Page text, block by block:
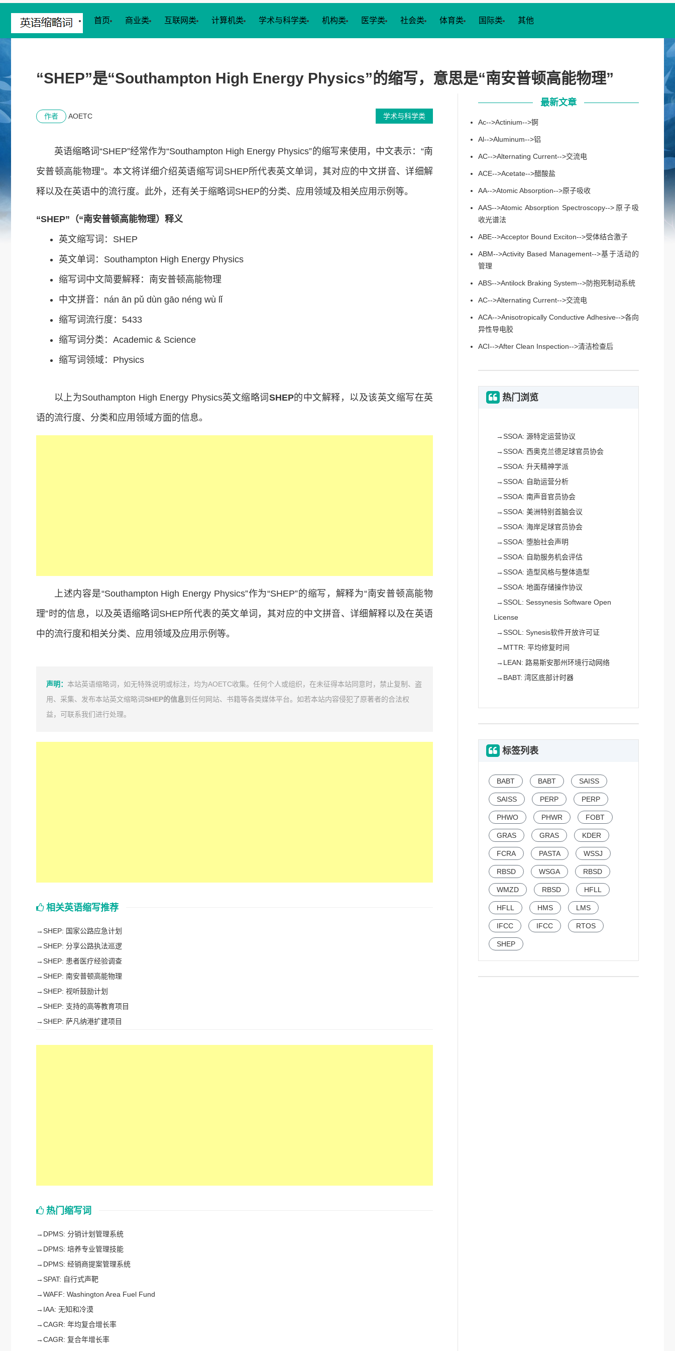
首页 商业类 互联网类 计算机类 学术与科学类 机构类 医学类 社会类 体育类 国际类 其他
“SHEP”是“Southampton High Energy Physics”的缩写，意思是“南安普顿高能物理”
学术与科学类
作者 AOETC
英语缩略词“SHEP”经常作为“Southampton High Energy Physics”的缩写来使用，中文表示：“南
安普顿高能物理”。本文将详细介绍英语缩写词SHEP所代表英文单词，其对应的中文拼音、详细解
释以及在英语中的流行度。此外，还有关于缩略词SHEP的分类、应用领域及相关应用示例等。
“SHEP”（“南安普顿高能物理）释义
英文缩写词：SHEP
英文单词：Southampton High Energy Physics
缩写词中文简要解释：南安普顿高能物理
中文拼音：nán ān pǔ dùn gāo néng wù lǐ
缩写词流行度：5433
缩写词分类：Academic & Science
缩写词领域：Physics
以上为Southampton High Energy Physics英文缩略词 SHEP的中文解释，以及该英文缩写在英
语的流行度、分类和应用领域方面的信息。
上述内容是“Southampton High Energy Physics”作为“SHEP”的缩写，解释为“南安普顿高能物
理”时的信息，以及英语缩略词SHEP所代表的英文单词，其对应的中文拼音、详细解释以及在英语
中的流行度和相关分类、应用领域及应用示例等。
声明： 本站英语缩略词，如无特殊说明或标注，均为AOETC收集。任何个人或组织，在未征得本站同意时，禁止复制、盗
用、采集、发布本站英文缩略词SHEP的信息到任何网站、书籍等各类媒体平台。如若本站内容侵犯了原著者的合法权
益，可联系我们进行处理。
相关英语缩写推荐
→SHEP: 国家公路应急计划
→SHEP: 分享公路执法巡逻
→SHEP: 患者医疗经验调查
→SHEP: 南安普顿高能物理
→SHEP: 视听鼓励计划
→SHEP: 支持的高等教育项目
→SHEP: 萨凡纳港扩建项目
热门缩写词
→ DPMS: 分销计划管理系统
→ DPMS: 培养专业管理技能
→ DPMS: 经销商提案管理系统
→SPAT: 自行式声靶
→WAFF: Washington Area Fuel Fund
→ IAA: 无知和冷漠
→CAGR: 年均复合增长率
→CAGR: 复合年增长率
最新文章
Ac-->Actinium-->锕
Al-->Aluminum-->铝
AC-->Alternating Current-->交流电
ACE-->Acetate-->醋酸盐
AA-->Atomic Absorption-->原子吸收
AAS-->Atomic Absorption Spectroscopy-->原子吸
收光谱法
ABE-->Acceptor Bound Exciton-->受体结合激子
ABM-->Activity Based Management-->基于活动的
管理
ABS-->Antilock Braking System-->防抱死制动系统
AC-->Alternating Current-->交流电
ACA-->Anisotropically Conductive Adhesive-->各向
异性导电胶
ACI-->After Clean Inspection-->清洁检查后
热门浏览
→SSOA: 源特定运营协议
→SSOA: 西奥克兰德足球官员协会
→SSOA: 升天精神学派
→SSOA: 自助运营分析
→SSOA: 南声音官员协会
→SSOA: 美洲特别首脑会议
→SSOA: 海岸足球官员协会
→SSOA: 堕胎社会声明
→SSOA: 自助服务机会评估
→SSOA: 造型风格与整体造型
→SSOA: 地面存储操作协议
→SSOL: Sessynesis Software Open
License
→SSOL: Synesis软件开放许可证
→ MTTR: 平均修复时间
→ LEAN: 路易斯安那州环境行动网络
→ BABT: 湾区底部计时器
标签列表
BABT BABT SAISS
SAISS PERP PERP
PHWO PHWR FOBT
GRAS GRAS KDER
FCRA PASTA WSSJ
RBSD WSGA RBSD
WMZD RBSD HFLL
HFLL HMS LMS
IFCC IFCC RTOS
SHEP